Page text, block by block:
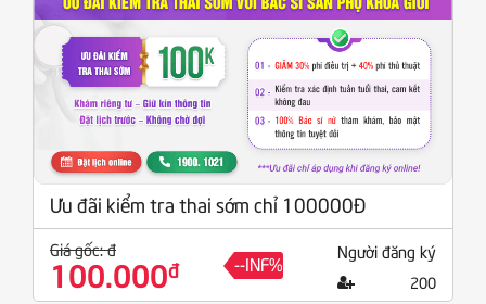
Ưu đãi kiểm tra thai sớm chỉ 100000Đ
Giá gốc: đ
100.000đ --INF% Người đăng ký
200